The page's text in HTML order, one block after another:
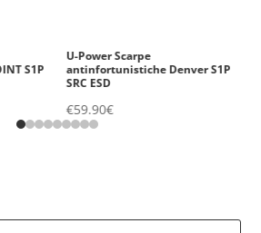
S1P
U-Power Scarpe
antinfortunistiche Denver S1P
SRC ESD
€59.90€